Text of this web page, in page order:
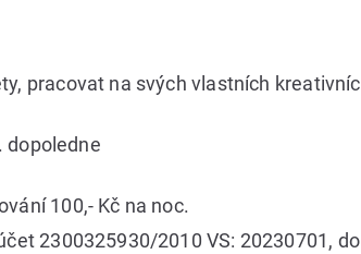
pracovat na svých vlastních
dopoledne
100,- Kč na noc.
2300325930/2010 VS: 20230701,